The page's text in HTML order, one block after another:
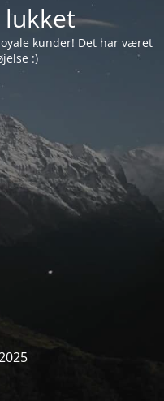
lukket
kunder! Det har været
:)